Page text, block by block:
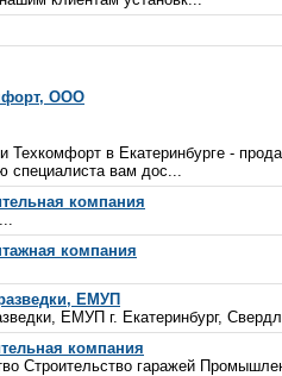
ООО
Техкомфорт в Екатеринбурге -
специалиста вам дос...
компания
компания
ЕМУП
ЕМУП г. Екатеринбург,
компания
Строительство гаражей